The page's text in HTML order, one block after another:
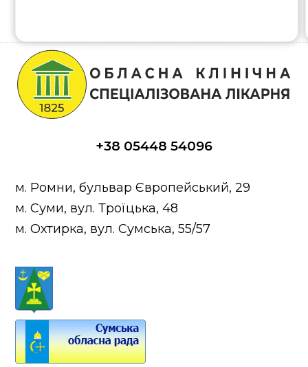
+38 05448 54096
м. Ромни, бульвар Європейський, 29
м. Суми, вул. Троїцька, 48
м. Охтирка, вул. Сумська, 55/57